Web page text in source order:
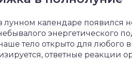
лунном календаре появился
энергетического
тело открыто для любого
ответные реакции